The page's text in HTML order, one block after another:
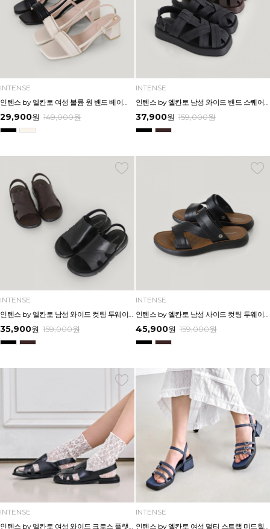
INTENSE
인텐스 by 엘칸토 여성 볼륨 원 밴드 베이직 샌들 5cm LCWW02I626
29,900원 149,000원
INTENSE
인텐스 by 엘칸토 남성 와이드 밴드 스퀘어 플랫폼 샌들 4.5cm LCMW58I626
37,900원 159,000원
INTENSE
인텐스 by 엘칸토 남성 와이드 컷팅 투웨이 에어솔 샌들 3cm LCMW50I626
35,900원 159,000원
INTENSE
인텐스 by 엘칸토 남성 사이드 컷팅 투웨이 샌들 2.5cm LCMW49I626
45,900원 159,000원
INTENSE
인텐스 by 엘칸토 여성 와이드 크로스 플랫샌들 1.5cm LCWW15I626
INTENSE
인텐스 by 엘칸토 여성 멀티 스트랩 미드힐 샌들 4cm LCWW49I626